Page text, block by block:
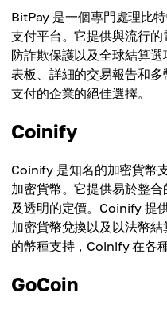
BitPay 是一個專門處理比
支付平台。它提供與流行
防詐欺保護以及全球結算
表板、詳細的交易報告和
支付的企業的絕佳選擇。
Coinify
Coinify 是知名的加密貨幣
加密貨幣。它提供易於整
及透明的定價。Coinify 提
加密貨幣兌換以及以法幣
的幣種支持，Coinify 在各
GoCoin